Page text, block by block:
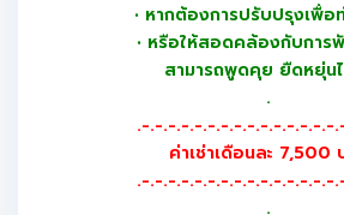
• หากต้องการปรับปรุงเพื่อ
• หรือให้สอดคล้องกับการ
สามารถพูดคุย ยืดหยุ่น
.
.-.-.-.-.-.-.-.-.-.-.-.-.-.-.-
ค่าเช่าเดือนละ 7,500
.-.-.-.-.-.-.-.-.-.-.-.-.-.-.-
.